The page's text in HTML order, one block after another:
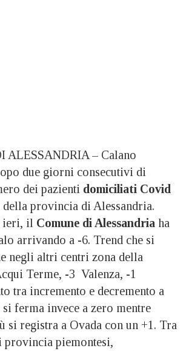
ALESSANDRIA – Calano
due giorni consecutivi di
dei pazienti domiciliati Covid
della provincia di Alessandria.
ieri, il Comune di Alessandria ha
arrivando a -6. Trend che si
negli altri centri zona della
Terme, -3 Valenza, -1
tra incremento e decremento a
si ferma invece a zero mentre
si registra a Ovada con un +1. Tra
provincia piemontesi,